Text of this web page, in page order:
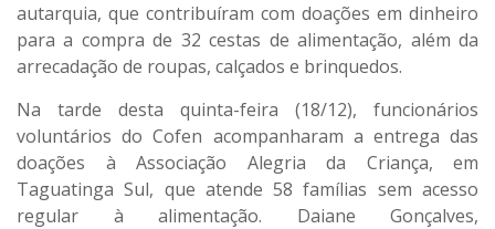
autarquia, que contribuíram com doações em dinheiro
para a compra de 32 cestas de alimentação, além da
arrecadação de roupas, calçados e brinquedos.
Na tarde desta quinta-feira (18/12), funcionários
voluntários do Cofen acompanharam a entrega das
doações à Associação Alegria da Criança, em
Taguatinga Sul, que atende 58 famílias sem acesso
regular à alimentação. Daiane Gonçalves,